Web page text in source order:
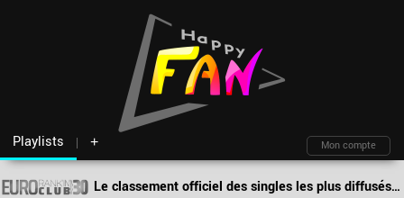
Playlists +
Fil d'actu
Nouveautés
Moteur de recherche
Mon compte
Le classement officiel des singles les plus diffusés par les deejays en Europe !